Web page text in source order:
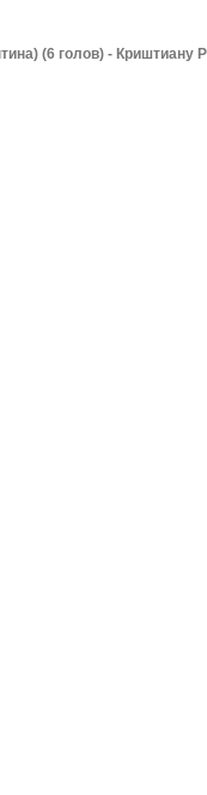
(6 голов) - Криштиану